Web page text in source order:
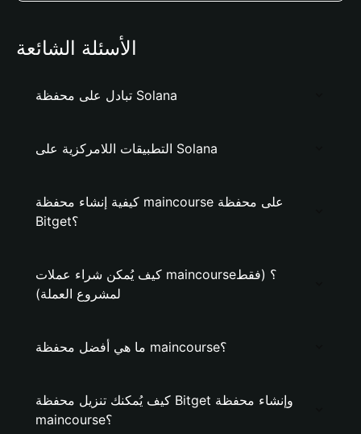
الأسئلة الشائعة
تبادل على محفظة Solana
التطبيقات اللامركزية على Solana
كيفية إنشاء محفظة maincourse على محفظة
Bitget؟
كيف يُمكن شراء عملات maincourse؟ (فقط
لمشروع العملة)
ما هي أفضل محفظة maincourse؟
كيف يُمكنك تنزيل محفظة Bitget وإنشاء محفظة
maincourse؟